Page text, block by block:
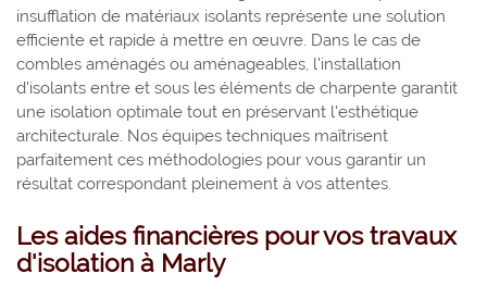
insufflation de matériaux isolants représente une solution
efficiente et rapide à mettre en œuvre. Dans le cas de
combles aménagés ou aménageables, l'installation
d'isolants entre et sous les éléments de charpente garantit
une isolation optimale tout en préservant l'esthétique
architecturale. Nos équipes techniques maîtrisent
parfaitement ces méthodologies pour vous garantir un
résultat correspondant pleinement à vos attentes.
Les aides financières pour vos travaux
d'isolation à Marly